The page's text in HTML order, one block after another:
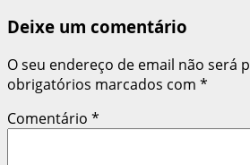
Deixe um comentário
O seu endereço de email não será
obrigatórios marcados com *
Comentário *